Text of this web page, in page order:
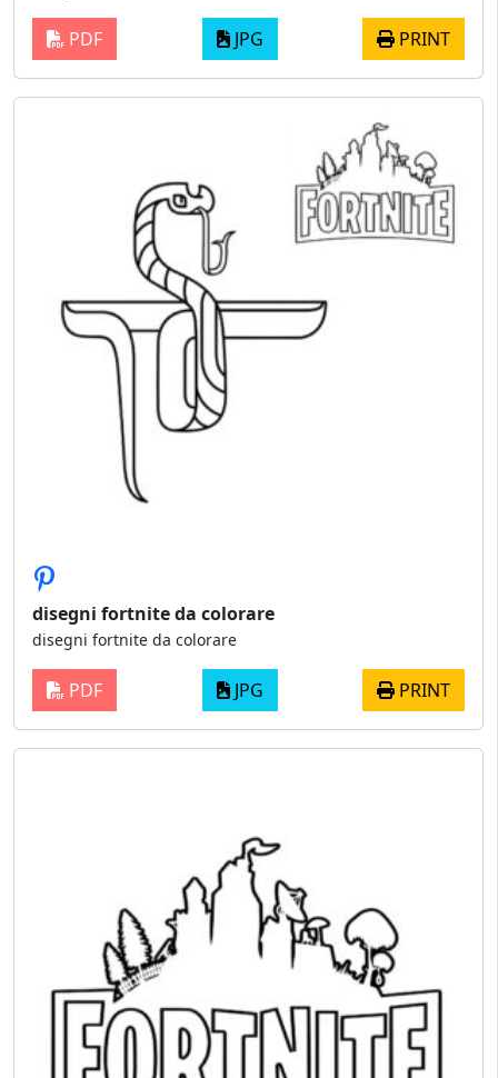
PDF JPG PRINT
disegni fortnite da colorare
disegni fortnite da colorare
PDF JPG PRINT